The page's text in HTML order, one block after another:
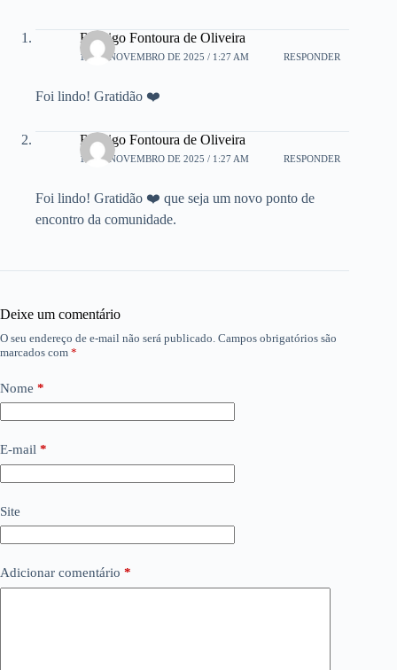
Rodrigo Fontoura de Oliveira
16 DE NOVEMBRO DE 2025 / 1:27 AM RESPONDER
Foi lindo! Gratidão ❤️
Rodrigo Fontoura de Oliveira
16 DE NOVEMBRO DE 2025 / 1:27 AM RESPONDER
Foi lindo! Gratidão ❤️ que seja um novo ponto de
encontro da comunidade.
Deixe um comentário
O seu endereço de e-mail não será publicado. Campos obrigatórios são
marcados com *
Nome *
E-mail *
Site
Adicionar comentário *